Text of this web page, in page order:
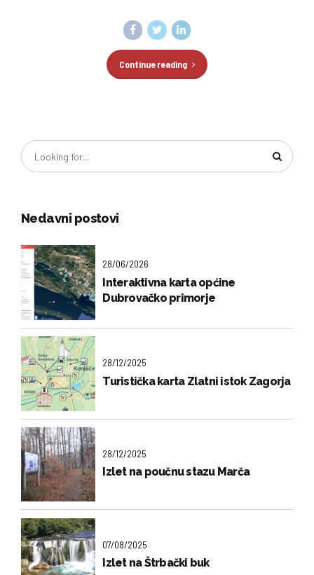
Continue reading
Nedavni postovi
28/06/2026
Interaktivna karta općine
Dubrovačko primorje
28/12/2025
Turistička karta Zlatni istok Zagorja
28/12/2025
Izlet na poučnu stazu Marča
07/08/2025
Izlet na Štrbački buk